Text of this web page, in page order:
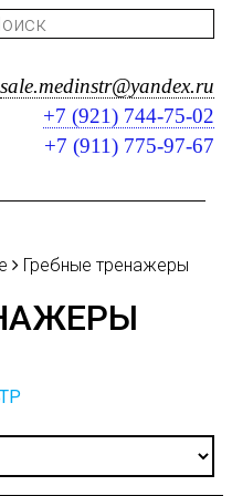
sale.medinstr@yandex.ru
+7 (921) 744-75-02
+7 (911) 775-97-67
Гребные тренажеры